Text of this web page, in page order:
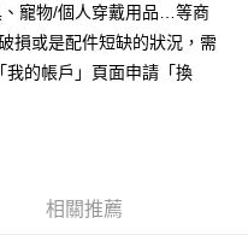
，將跳轉至「AFTEE先享後付」
可完成結帳。
訊中的連結，可透過四大超商／
結帳頁面顯示為準，若有關於
費寵物/個人穿戴用品…等商
損或是配件短缺的狀況，需
的帳戶」頁面申請「換
相關推薦